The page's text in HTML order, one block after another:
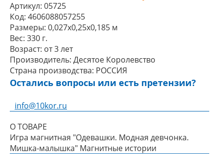
Артикул: 05725
Код: 4606088057255
Размеры: 0,027x0,25x0,185 м
Вес: 330 г.
Возраст: от 3 лет
Производитель: Десятое Королевство
Страна производства: РОССИЯ
Остались вопросы или есть претензии?
info@10kor.ru
О ТОВАРЕ
Игра магнитная "Одевашки. Модная девчонка.
Мишка-малышка" Магнитные истории